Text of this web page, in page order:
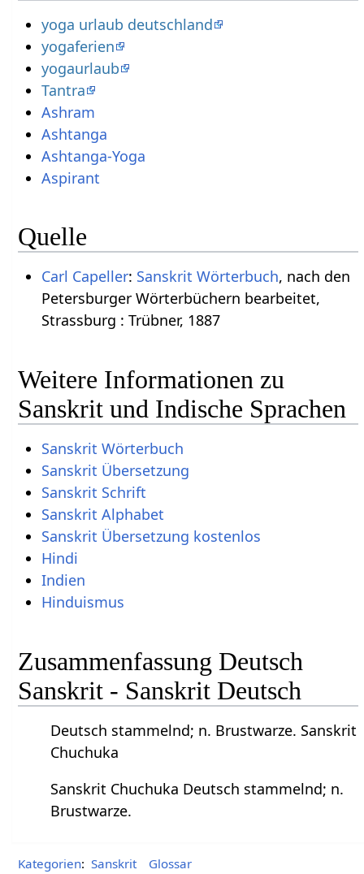
yoga urlaub deutschland
yogaferien
yogaurlaub
Tantra
Ashram
Ashtanga
Ashtanga-Yoga
Aspirant
Quelle
Carl Capeller: Sanskrit Wörterbuch, nach den
Petersburger Wörterbüchern bearbeitet,
Strassburg : Trübner, 1887
Weitere Informationen zu
Sanskrit und Indische Sprachen
Sanskrit Wörterbuch
Sanskrit Übersetzung
Sanskrit Schrift
Sanskrit Alphabet
Sanskrit Übersetzung kostenlos
Hindi
Indien
Hinduismus
Zusammenfassung Deutsch
Sanskrit - Sanskrit Deutsch
Deutsch stammelnd; n. Brustwarze. Sanskrit
Chuchuka
Sanskrit Chuchuka Deutsch stammelnd; n.
Brustwarze.
Kategorien: Sanskrit Glossar